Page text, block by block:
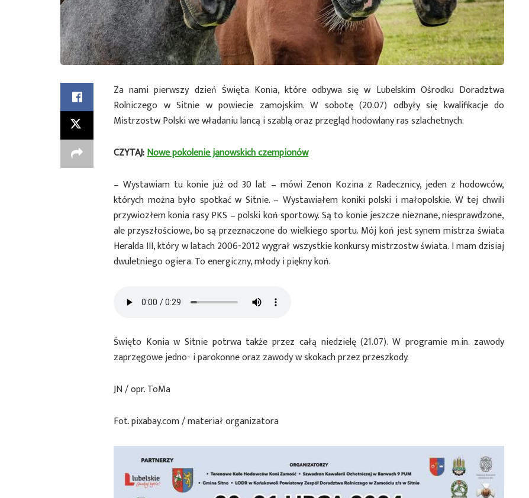
Za nami pierwszy dzień Święta Konia, które odbywa się w Lubelskim Ośrodku Doradztwa
Rolniczego w Sitnie w powiecie zamojskim. W sobotę (20.07) odbyły się kwalifikacje do
Mistrzostw Polski we władaniu lancą i szablą oraz przegląd hodowlany ras szlachetnych.
CZYTAJ:Nowe pokolenie janowskich czempionów
– Wystawiam tu konie już od 30 lat – mówi Zenon Kozina z Radecznicy, jeden z hodowców,
których można było spotkać w Sitnie. – Wystawiałem koniki polski i małopolskie. W tej chwili
przywiozłem konia rasy PKS – polski koń sportowy. Są to konie jeszcze nieznane, niesprawdzone,
ale przyszłościowe, bo są przeznaczone do wielkiego sportu. Mój koń jest synem mistrza świata
Heralda III, który w latach 2006-2012 wygrał wszystkie konkursy mistrzostw świata. I mam dzisiaj
dwuletniego ogiera. To energiczny, młody i piękny koń.
Święto Konia w Sitnie potrwa także przez całą niedzielę (21.07). W programie m.in. zawody
zaprzęgowe jedno- i parokonne oraz zawody w skokach przez przeszkody.
JN / opr. ToMa
Fot. pixabay.com / materiał organizatora